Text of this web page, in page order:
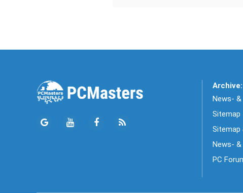
Archive:
News-
Sitemap
Sitemap
News-
PC